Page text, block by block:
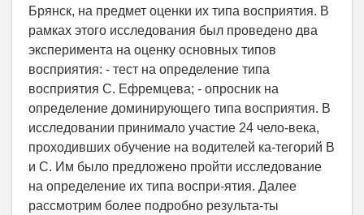
Брянск, на предмет оценки их типа восприятия. В
рамках этого исследования был проведено два
эксперимента на оценку основных типов
восприятия: - тест на определение типа
восприятия С. Ефремцева; - опросник на
определение доминирующего типа восприятия. В
исследовании принимало участие 24 чело-века,
проходивших обучение на водителей ка-тегорий B
и C. Им было предложено пройти исследование
на определение их типа воспри-ятия. Далее
рассмотрим более подробно результа-ты